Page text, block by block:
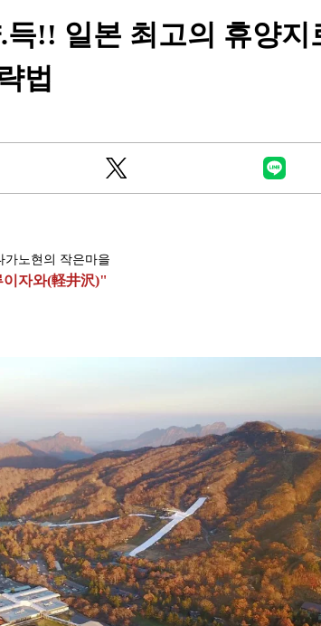
득!! 일본 최고의 휴양지
법
가노현의 작은마을
자와(軽井沢)"
acclaimed
Japan's ancient
#kyototrip
Photos courtesy of
teamLab Biovortex